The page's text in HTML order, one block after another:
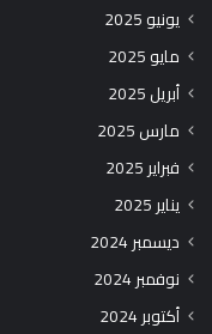
يونيو 2025
مايو 2025
أبريل 2025
مارس 2025
فبراير 2025
يناير 2025
ديسمبر 2024
نوفمبر 2024
أكتوبر 2024